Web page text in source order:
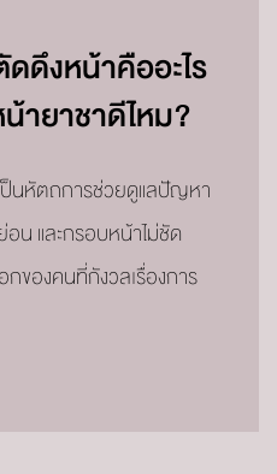
ดึงหน้าคืออะไร
ายาชาดีไหม?
ป็นหัตถการช่วยดูแลปัญหา
และกรอบหน้าไม่ชัด
กของคนที่กังวลเรื่องการ